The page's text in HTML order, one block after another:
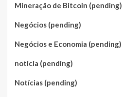
Mineração de Bitcoin (pending)
Negócios (pending)
Negócios e Economia (pending)
noticia (pending)
Notícias (pending)